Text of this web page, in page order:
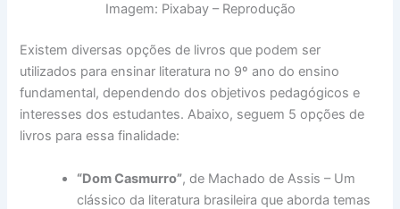
Imagem: Pixabay – Reprodução
Existem diversas opções de livros que podem ser
utilizados para ensinar literatura no 9º ano do ensino
fundamental, dependendo dos objetivos pedagógicos e
interesses dos estudantes. Abaixo, seguem 5 opções de
livros para essa finalidade:
“Dom Casmurro”, de Machado de Assis – Um
clássico da literatura brasileira que aborda temas